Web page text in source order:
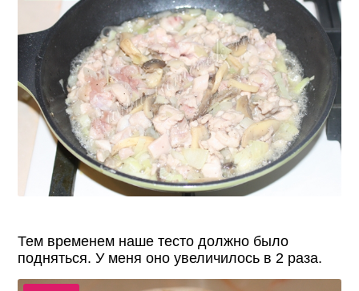
Тем временем наше тесто должно было
подняться. У меня оно увеличилось в 2 раза.